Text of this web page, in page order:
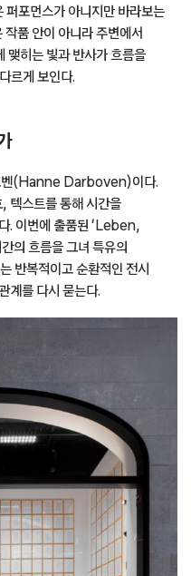
퍼포먼스가 아니지만 바라보는
품 안이 아니라 주변에서
맺히는 빛과 반사가 흐름을
르게 보인다.
벤(Hanne Darboven)이다.
텍스트를 통해 시간을
. 이번에 출품된 ‘Leben,
흐름을 그녀 특유의
반복적이고 순환적인 전시
계를 다시 묻는다.